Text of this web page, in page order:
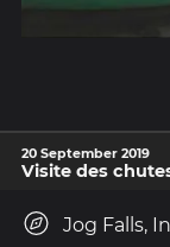
20 September 2019
Visite des
Jog Falls,